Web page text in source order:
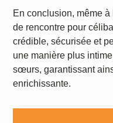
En conclusion, même
de rencontre pour
crédible, sécurisée et
une manière plus
sœurs, garantissant
enrichissante.